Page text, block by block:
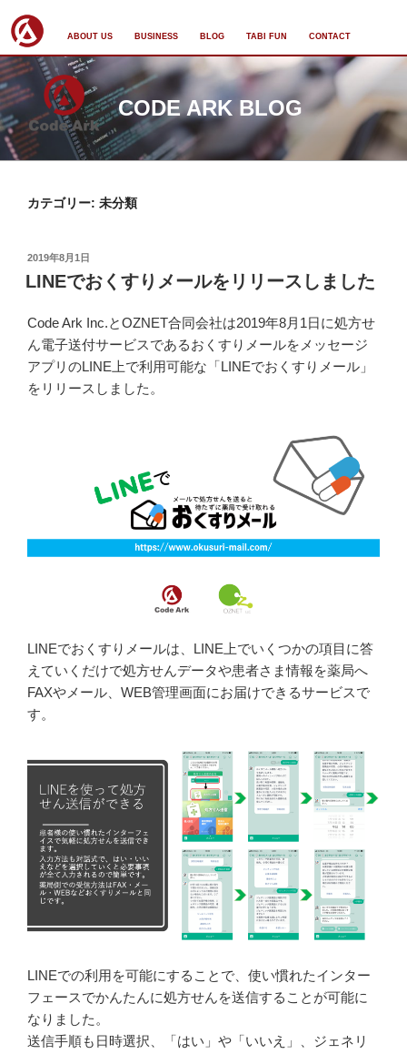
ABOUT US BUSINESS BLOG TABI FUN CONTACT
コ
ン
テ
ン
ツ
CODE ARK BLOG
カテゴリー: 未分類
投
稿
日:
2019年8月1日
LINEでおくすりメールをリリースしました
Code Ark Inc.とOZNET合同会社は2019年8月1日に処方せ
ん電子送付サービスであるおくすりメールをメッセージ
アプリのLINE上で利用可能な「LINEでおくすりメール」
をリリースしました。
LINEでおくすりメールは、LINE上でいくつかの項目に答
えていくだけで処方せんデータや患者さま情報を薬局へ
FAXやメール、WEB管理画面にお届けできるサービスで
す。
LINEでの利用を可能にすることで、使い慣れたインター
フェースでかんたんに処方せんを送信することが可能に
なりました。
送信手順も日時選択、「はい」や「いいえ」、ジェネリ